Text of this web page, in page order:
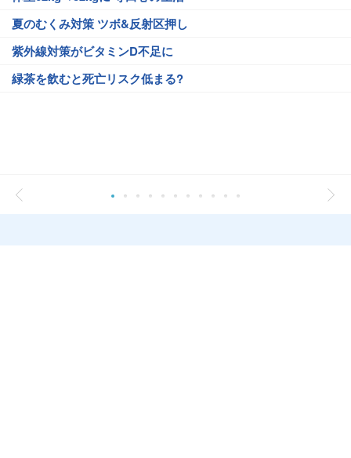
夏のむくみ対策 ツボ&反射区押し
紫外線対策がビタミンD不足に
緑茶を飲むと死亡リスク低まる?